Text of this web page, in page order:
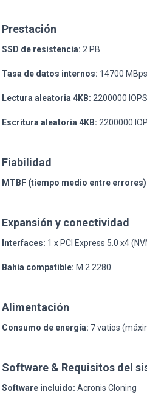
Prestación
SSD de resistencia: 2 PB
Tasa de datos internos: 14700
Lectura aleatoria 4KB: 2200000 IOPS
Escritura aleatoria 4KB: 2200000
Fiabilidad
MTBF (tiempo medio entre
Expansión y conectividad
Interfaces: 1 x PCI Express 5.0 x4
Bahía compatible: M.2 2280
Alimentación
Consumo de energía: 7 vatios
Software & Requisitos del
Software incluido: Acronis Cloning